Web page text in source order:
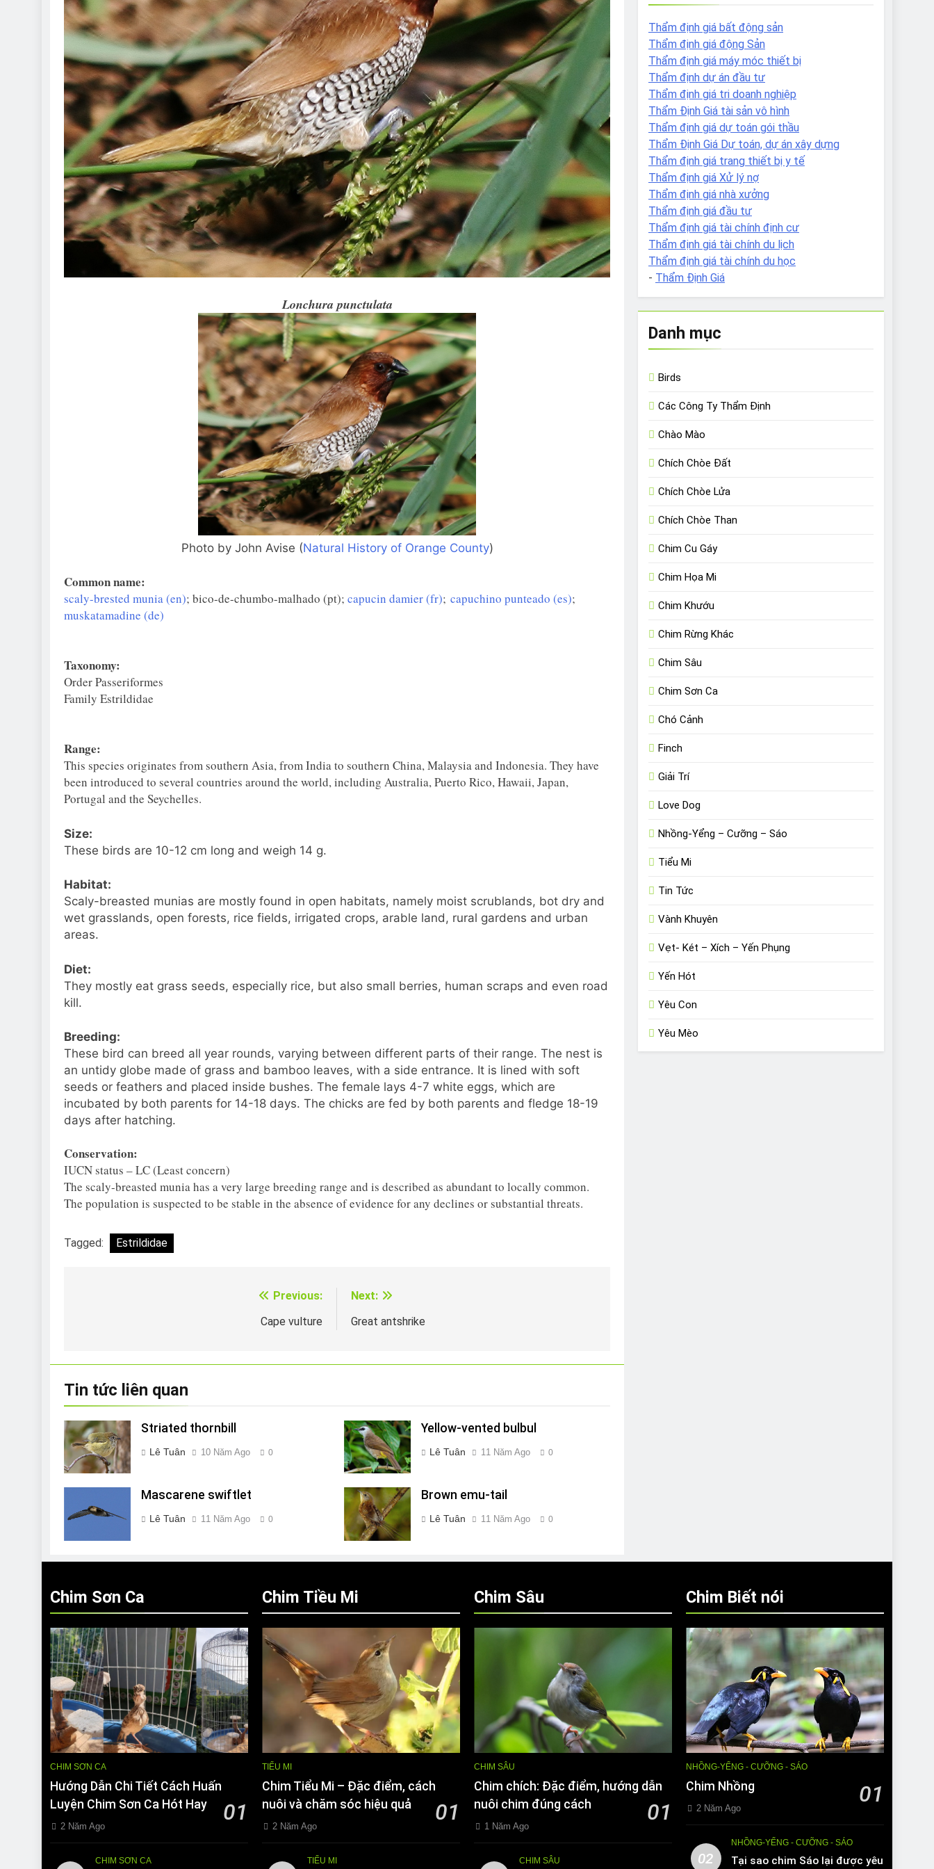
Lonchura punctulata
Photo by John Avise (Natural History of Orange County)
Common name:
scaly-brested munia (en); bico-de-chumbo-malhado (pt); capucin damier (fr); capuchino punteado (es);
muskatamadine (de)
Taxonomy:
Order Passeriformes
Family Estrildidae
Range:
This species originates from southern Asia, from India to southern China, Malaysia and Indonesia. They have
been introduced to several countries around the world, including Australia, Puerto Rico, Hawaii, Japan,
Portugal and the Seychelles.
Size:
These birds are 10-12 cm long and weigh 14 g.
Habitat:
Scaly-breasted munias are mostly found in open habitats, namely moist scrublands, bot dry and
wet grasslands, open forests, rice fields, irrigated crops, arable land, rural gardens and urban
areas.
Diet:
They mostly eat grass seeds, especially rice, but also small berries, human scraps and even road
kill.
Breeding:
These bird can breed all year rounds, varying between different parts of their range. The nest is
an untidy globe made of grass and bamboo leaves, with a side entrance. It is lined with soft
seeds or feathers and placed inside bushes. The female lays 4-7 white eggs, which are
incubated by both parents for 14-18 days. The chicks are fed by both parents and fledge 18-19
days after hatching.
Conservation:
IUCN status – LC (Least concern)
The scaly-breasted munia has a very large breeding range and is described as abundant to locally common.
The population is suspected to be stable in the absence of evidence for any declines or substantial threats.
Tagged: Estrildidae
Previous:
Cape vulture
Next:
Great antshrike
Tin tức liên quan
Striated thornbill
Lê Tuân 10 Năm Ago 0
Yellow-vented bulbul
Lê Tuân 11 Năm Ago 0
Mascarene swiftlet
Lê Tuân 11 Năm Ago 0
Brown emu-tail
Lê Tuân 11 Năm Ago 0
Thẩm định giá bất động sản
Thẩm định giá động Sản
Thẩm định giá máy móc thiết bị
Thẩm định dự án đầu tư
Thẩm định giá tri doanh nghiệp
Thẩm Định Giá tài sản vô hình
Thẩm định giá dự toán gói thầu
Thẩm Định Giá Dự toán, dự án xây dựng
Thẩm định giá trang thiết bị y tế
Thẩm định giá Xử lý nợ
Thẩm định giá nhà xưởng
Thẩm định giá đầu tư
Thẩm định giá tài chính định cư
Thẩm định giá tài chính du lịch
Thẩm định giá tài chính du học
- Thẩm Định Giá
Danh mục
Birds
Các Công Ty Thẩm Định
Chào Mào
Chích Chòe Đất
Chích Chòe Lửa
Chích Chòe Than
Chim Cu Gáy
Chim Họa Mi
Chim Khướu
Chim Rừng Khác
Chim Sâu
Chim Sơn Ca
Chó Cảnh
Finch
Giải Trí
Love Dog
Nhồng-Yểng – Cưỡng – Sáo
Tiểu Mi
Tin Tức
Vành Khuyên
Vẹt- Két – Xích – Yến Phụng
Yến Hót
Yêu Con
Yêu Mèo
Chim Sơn Ca
CHIM SƠN CA
Hướng Dẫn Chi Tiết Cách Huấn
Luyện Chim Sơn Ca Hót Hay
01
2 Năm Ago
CHIM SƠN CA
Chim Tiều Mi
TIỂU MI
Chim Tiểu Mi – Đặc điểm, cách
nuôi và chăm sóc hiệu quả
01
2 Năm Ago
TIỂU MI
Chim Sâu
CHIM SÂU
Chim chích: Đặc điểm, hướng dẫn
nuôi chim đúng cách
01
1 Năm Ago
CHIM SÂU
Chim Biết nói
NHỒNG-YỂNG - CƯỠNG - SÁO
Chim Nhồng 01
2 Năm Ago
02
NHỒNG-YỂNG - CƯỠNG - SÁO
Tại sao chim Sáo lại được yêu